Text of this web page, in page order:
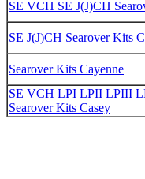
SE VCH SE J(J)CH
SE J(J)CH Searover Kits
Searover Kits Cayenne
SE VCH LPI LPII LPIII
Searover Kits Casey